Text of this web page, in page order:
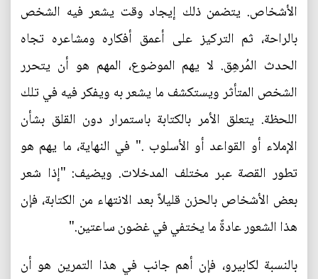
الأشخاص. يتضمن ذلك إيجاد وقت يشعر فيه الشخص
بالراحة، ثم التركيز على أعمق أفكاره ومشاعره تجاه
الحدث المُرهِق. لا يهم الموضوع، المهم هو أن يتحرر
الشخص المتأثر ويستكشف ما يشعر به ويفكر فيه في تلك
اللحظة. يتعلق الأمر بالكتابة باستمرار دون القلق بشأن
الإملاء أو القواعد أو الأسلوب ." في النهاية، ما يهم هو
تطور القصة عبر مختلف المدخلات. ويضيف: "إذا شعر
بعض الأشخاص بالحزن قليلاً بعد الانتهاء من الكتابة، فإن
هذا الشعور عادةً ما يختفي في غضون ساعتين."
بالنسبة لكابيرو، فإن أهم جانب في هذا التمرين هو أن